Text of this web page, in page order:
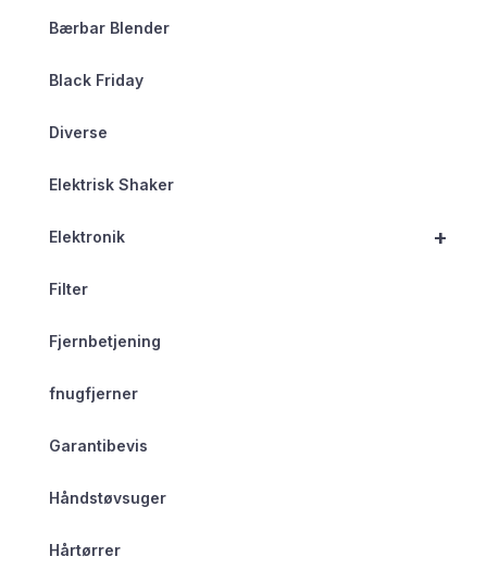
Bærbar Blender
Black Friday
Diverse
Elektrisk Shaker
+
Elektronik
Filter
Fjernbetjening
fnugfjerner
Garantibevis
Håndstøvsuger
Hårtørrer